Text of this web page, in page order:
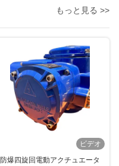
もっと見る >>
ビデオ
防爆四旋回電動アクチュエータ